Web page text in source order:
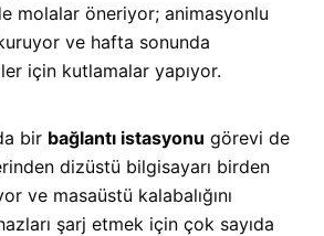
molalar öneriyor; animasyonlu
ve hafta sonunda
için kutlamalar yapıyor.
bir bağlantı istasyonu görevi de
dizüstü bilgisayarı birden
ve masaüstü kalabalığını
şarj etmek için çok sayıda